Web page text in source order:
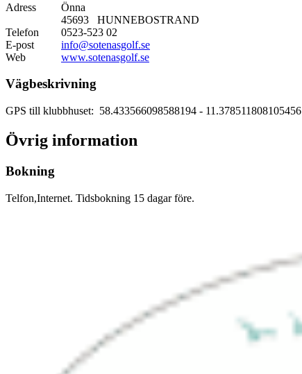
Adress
Önna
45693 HUNNEBOSTRAND
Telefon
0523-523 02
E-post
info@sotenasgolf.se
Web
www.sotenasgolf.se
Vägbeskrivning
GPS till klubbhuset: 58.433566098588194 - 11.378511808105456
Övrig information
Bokning
Telfon,Internet. Tidsbokning 15 dagar före.